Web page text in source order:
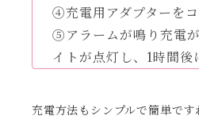
④充電用アダプターを
⑤アラームが鳴り充電
イトが点灯し、1時間後
充電方法もシンプルで簡単です